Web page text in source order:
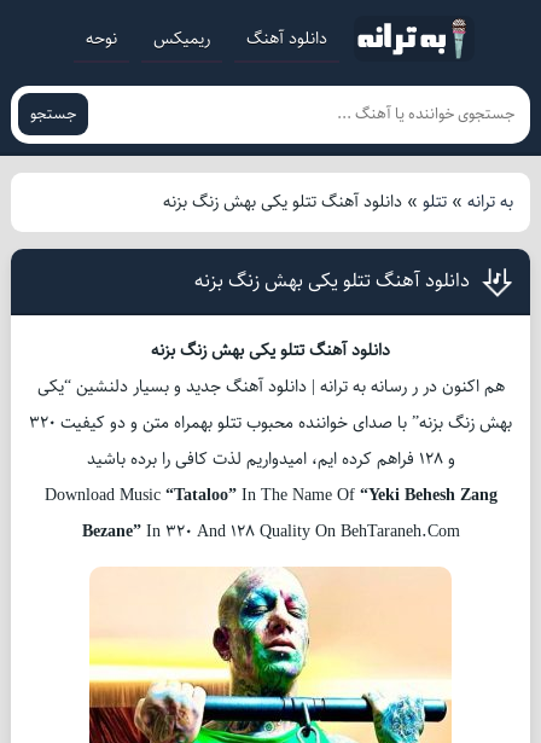
دانلود آهنگ ریمیکس نوحه
جستجو
به ترانه» تتلو» دانلود آهنگ تتلو یکی بهش زنگ بزنه
دانلود آهنگ تتلو یکی بهش زنگ بزنه
دانلود آهنگ تتلو یکی بهش زنگ بزنه
هم اکنون در ر رسانه به ترانه | دانلود آهنگ جدید و بسیار دلنشین “یکی
بهش زنگ بزنه” با صدای خواننده محبوب تتلو بهمراه متن و دو کیفیت 320
و 128 فراهم کرده ایم، امیدواریم لذت کافی را برده باشید
Download Music“Tataloo”In The Name Of“Yeki Behesh Zang
Bezane”In 320 And 128 Quality On BehTaraneh.Com